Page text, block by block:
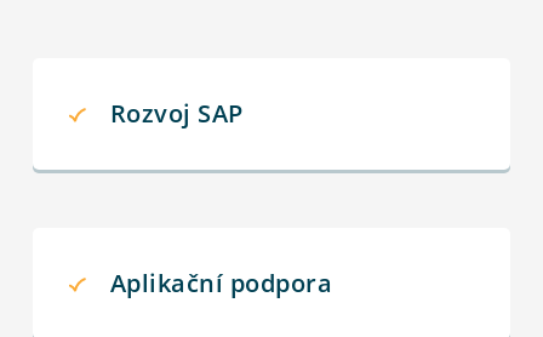
Rozvoj SAP
Aplikační podpora